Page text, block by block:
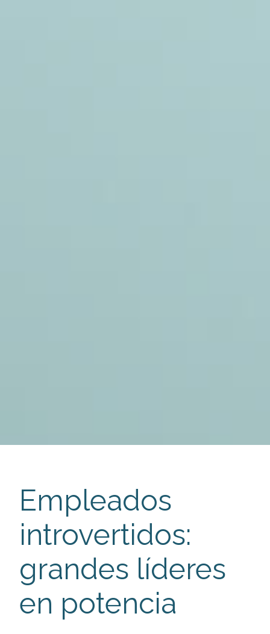
Empleados
introvertidos:
grandes líderes
en potencia